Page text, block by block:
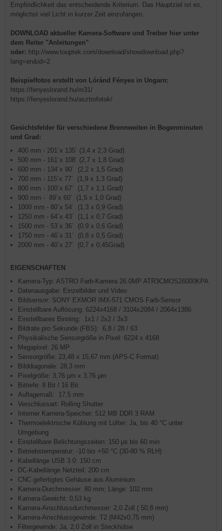
Empfindlichkeit das entscheidende Kriterium. Das Hauptziel ist es,
möglichst viel Licht in kurzer Zeit einzufangen.
DOWNLOAD aktueller Kamera-Software und Treiber hier unter
dem Reiter "Anleitungen"
oder: http://www.touptek.com/download/showdownload.php?
lang=en&id=2
Beispielfotos erstellt von Lóránd Fényes in Ungarn:
https://fenyeslorand.hu/m31/
https://fenyeslorand.hu/asztrofotok/
Gesichtsfelder für verschiedene Brennweiten in Bogenminuten
und Grad:
400 mm - 201´x 135´ (3,4 x 2,3 Grad)
500 mm - 161´x 108´ (2,7 x 1,8 Grad)
600 mm - 134´x 90´ (2,2 x 1,5 Grad)
700 mm - 115´x 77´ (1,9 x 1,3 Grad)
800 mm - 100´x 67´ (1,7 x 1,1 Grad)
900 mm - 89´x 60´ (1,5 x 1,0 Grad)
1000 mm - 80´x 54´ (1,3 x 0,9 Grad)
1250 mm - 64´x 43´ (1,1 x 0,7 Grad)
1500 mm - 53´x 36´ (0,9 x 0,6 Grad)
1750 mm - 46´x 31´ (0,8 x 0,5 Grad)
2000 mm - 40´x 27´ (0,7 x 0,45Grad)
EIGENSCHAFTEN
Kamera-Typ: ASTRO Farb-Kamera 26.0MP ATR3CMOS26000KPA
Datenausgabe: Einzelbilder und Video
Bildsensor: SONY EXMOR IMX-571 CMOS Farb-Sensor
Einstellbare Auflösung: 6224x4168 / 3104x2084 / 2064x1386
Einstellbares Binning: 1x1 / 2x2 / 3x3
Bildrate pro Sekunde (FBS): 6,8 / 28 / 63
Physikalische Sensorgröße in Pixel: 6224 x 4168
Megapixel: 26 MP
Sensorgröße: 23,48 x 15,67 mm (APS-C Format)
Bilddiagonale: 28,3 mm
Pixelgröße: 3,76 µm x 3,76 µm
Bittiefe: 8 Bit / 16 Bit
Auflagemaß: 17,5 mm
Verschlussart: Rolling Shutter
Interner Kamera-Speicher: 512 MB DDR 3 RAM
Thermoelektrische Kühlung mit Lüfter: Ja, bis 40 °C unter
Umgebung
Einstellbare Belichtungszeiten: 150 µs bis 60 min
Betriebstemperatur: -10 bis +50 °C (30-80 % RLH)
Kabellänge USB 3.0: 150 cm
DC-Kabellänge Netzteil: 200 cm
CNC gefertigtes Gehäuse aus Aluminium
Kamera-Durchmesser: 80 mm; Länge: 102 mm
Kamera-Gewicht: 0,53 kg
Kamera-Anschlussdurchmesser: 2,0 Zoll ( 50,8 mm)
Kamera-Anschlussgewinde: T2 (M42x0,75 mm)
Filtergewinde: Ja, 2,0 Zoll in Steckhülse